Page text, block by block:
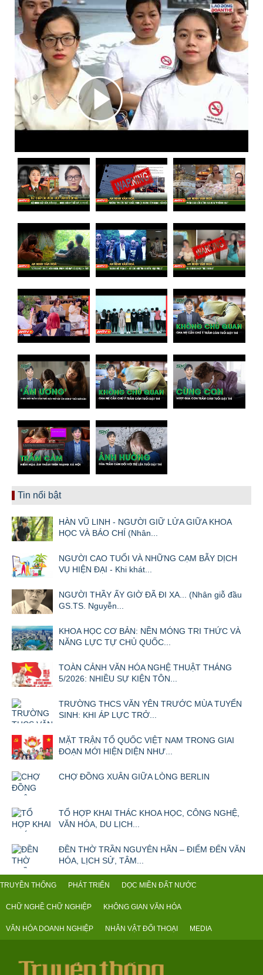
Tin nổi bật
HÀN VŨ LINH - NGƯỜI GIỮ LỬA GIỮA KHOA
HỌC VÀ BÁO CHÍ (Nhân...
NGƯỜI CAO TUỔI VÀ NHỮNG CẠM BẪY DỊCH
VỤ HIỆN ĐẠI - Khi khát...
NGƯỜI THẦY ẤY GIỜ ĐÃ ĐI XA... (Nhân giỗ đầu
GS.TS. Nguyễn...
KHOA HỌC CƠ BẢN: NỀN MÓNG TRI THỨC VÀ
NĂNG LỰC TỰ CHỦ QUỐC...
TOÀN CẢNH VĂN HÓA NGHỆ THUẬT THÁNG
5/2026: NHIỀU SỰ KIỆN TÔN...
TRƯỜNG THCS VĂN YÊN TRƯỚC MÙA TUYỂN
SINH: KHI ÁP LỰC TRỞ...
MẶT TRẬN TỔ QUỐC VIỆT NAM TRONG GIAI
ĐOẠN MỚI HIỆN DIỆN NHƯ...
CHỢ ĐỒNG XUÂN GIỮA LÒNG BERLIN
TỔ HỢP KHAI THÁC KHOA HỌC, CÔNG NGHỆ,
VĂN HÓA, DU LỊCH...
ĐỀN THỜ TRẦN NGUYÊN HÃN – ĐIỂM ĐẾN VĂN
HÓA, LỊCH SỬ, TÂM...
TRUYỀN THỐNG PHÁT TRIỂN DỌC MIỀN ĐẤT NƯỚC
CHỮ NGHỀ CHỮ NGHIỆP KHÔNG GIAN VĂN HÓA
VĂN HÓA DOANH NGHIỆP NHÂN VẬT ĐỐI THOẠI MEDIA